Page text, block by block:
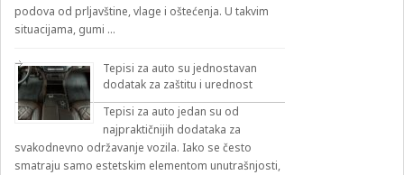
podova od prljavštine, vlage i oštećenja. U takvim
situacijama, gumi …
Tepisi za auto su jednostavan
dodatak za zaštitu i urednost
Tepisi za auto jedan su od
najpraktičnijih dodataka za
svakodnevno održavanje vozila. Iako se često
smatraju samo estetskim elementom unutrašnjosti,